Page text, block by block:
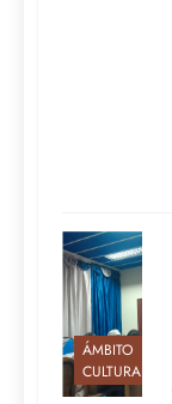
ÁMBITO
CULTURAL